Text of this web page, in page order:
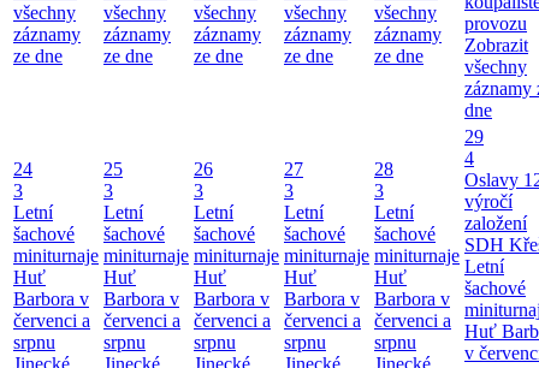
všechny
záznamy
ze dne
všechny
záznamy
ze dne
všechny
záznamy
ze dne
všechny
záznamy
ze dne
všechny
záznamy
ze dne
provozu
Zobrazit
všechny
záznamy
dne
24
3
Letní
šachové
miniturnaje
Huť
Barbora v
červenci a
srpnu
Jinecké
25
3
Letní
šachové
miniturnaje
Huť
Barbora v
červenci a
srpnu
Jinecké
26
3
Letní
šachové
miniturnaje
Huť
Barbora v
červenci a
srpnu
Jinecké
27
3
Letní
šachové
miniturnaje
Huť
Barbora v
červenci a
srpnu
Jinecké
28
3
Letní
šachové
miniturnaje
Huť
Barbora v
červenci a
srpnu
Jinecké
29
4
Oslavy
výročí
založení
SDH
Letní
šachové
Huť
v